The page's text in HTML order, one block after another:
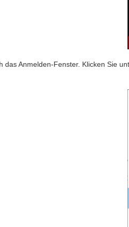
das Anmelden-Fenster. Klicken Sie